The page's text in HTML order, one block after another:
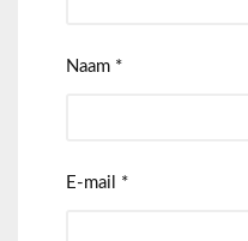
Naam *
E-mail *